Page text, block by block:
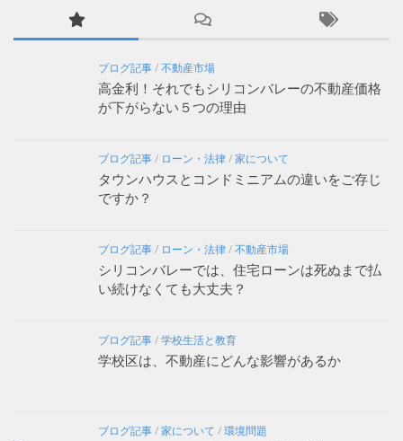
ブログ記事/不動産市場
高金利！それでもシリコンバレーの不動産価格
が下がらない５つの理由
ブログ記事/ ローン・法律/家について
タウンハウスとコンドミニアムの違いをご存じ
ですか？
ブログ記事/ ローン・法律/不動産市場
シリコンバレーでは、住宅ローンは死ぬまで払
い続けなくても大丈夫？
ブログ記事/学校生活と教育
学校区は、不動産にどんな影響があるか
ブログ記事/家について /環境問題